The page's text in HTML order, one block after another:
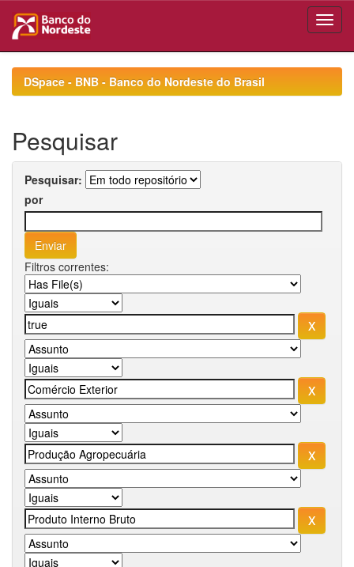
navigationDSpace - BNB - Banco do Nordeste do Brasil
Pesquisar
Pesquisar:
por
Filtros correntes: